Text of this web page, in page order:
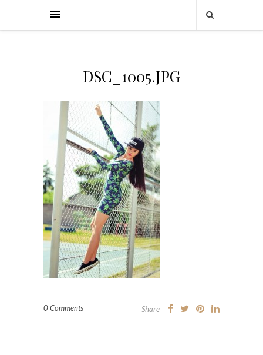
DSC_1005.JPG
0 Comments Share